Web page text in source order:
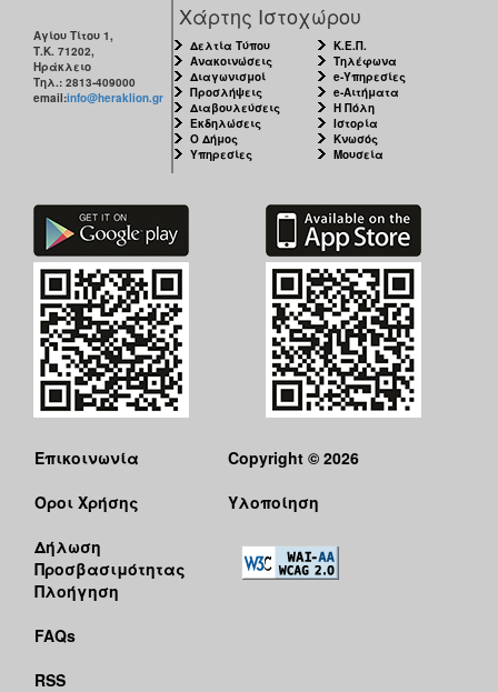
Αγίου Τίτου 1,
Τ.Κ. 71202,
Ηράκλειο
Τηλ.: 2813-409000
email:info@heraklion.gr
Χάρτης Ιστοχώρου
Δελτία Τύπου
Ανακοινώσεις
Διαγωνισμοί
Προσλήψεις
Διαβουλεύσεις
Εκδηλώσεις
Ο Δήμος
Υπηρεσίες
Κ.Ε.Π.
Τηλέφωνα
e-Υπηρεσίες
e-Αιτήματα
Η Πόλη
Ιστορία
Κνωσός
Μουσεία
Επικοινωνία
Όροι Χρήσης
Δήλωση
Προσβασιμότητας
Πλοήγηση
FAQs
RSS
Copyright © 2026
Υλοποίηση